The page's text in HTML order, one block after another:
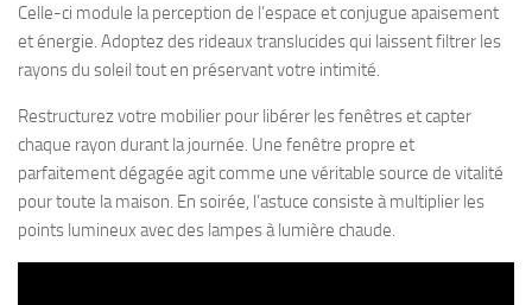
Celle-ci module la perception de l’espace et conjugue apaisement
et énergie. Adoptez des rideaux translucides qui laissent filtrer les
rayons du soleil tout en préservant votre intimité.
Restructurez votre mobilier pour libérer les fenêtres et capter
chaque rayon durant la journée. Une fenêtre propre et
parfaitement dégagée agit comme une véritable source de vitalité
pour toute la maison. En soirée, l’astuce consiste à multiplier les
points lumineux avec des lampes à lumière chaude.